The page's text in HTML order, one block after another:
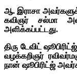
ஆ. இராசா
கவிஞர் சல்மா
அளிக்கப்பட்டது.
திரு டேவிட்
வழக்கறிஞர்
நான் ஷூபிரிட்ஜ்